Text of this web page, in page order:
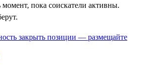
пока соискатели активны.
закрыть позиции — размещайте